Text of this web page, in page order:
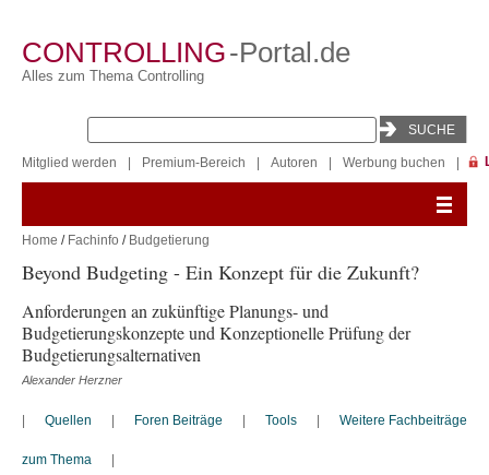
CONTROLLING-Portal.de
Alles zum Thema Controlling
Mitglied werden Premium-Bereich Autoren Werbung buchen
Home / Fachinfo / Budgetierung
Beyond Budgeting - Ein Konzept für die Zukunft?
Anforderungen an zukünftige Planungs- und
Budgetierungskonzepte und Konzeptionelle Prüfung der
Budgetierungsalternativen
Alexander Herzner
Quellen Foren Beiträge Tools Weitere Fachbeiträge
zum Thema